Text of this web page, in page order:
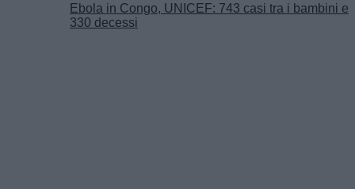
Ebola in Congo, UNICEF: 743 casi tra i bambini e
330 decessi